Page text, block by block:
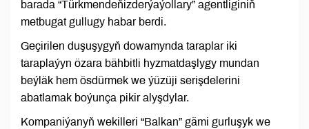
barada “Türkmendeňizderýaýollary” agentliginiň
metbugat gullugy habar berdi.
Geçirilen duşuşygyň dowamynda taraplar iki
taraplaýyn özara bähbitli hyzmatdaşlygy mundan
beýläk hem ösdürmek we ýüzüji serişdelerini
abatlamak boýunça pikir alyşdylar.
Kompaniýanyň wekilleri “Balkan” gämi gurluşyk we